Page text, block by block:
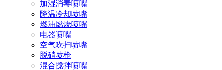
加湿消毒喷嘴
降温冷却喷嘴
燃油燃烧喷嘴
电器喷嘴
空气吹扫喷嘴
脱硝喷枪
混合搅拌喷嘴
着在汽车表面上，确保喷涂质量和效果。
其次，空气雾化喷嘴在制造过程中起到了改善液体物质吸
附性能的作用。由于空气雾化喷嘴将液态物质雾化成微小颗粒
后喷洒在工件表面上，颗粒间的较大表面积增加了物质与工件
表面附着的接触面积。这样一来，涂层附着力增强，可以更好
地保证涂覆品的质量和稳定性。